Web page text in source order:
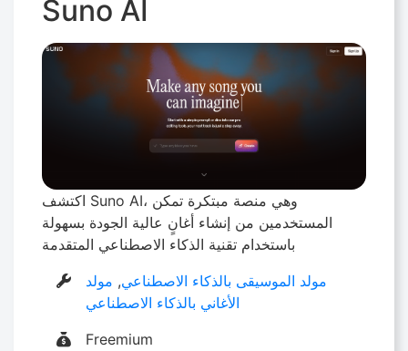
Suno AI
اكتشف Suno AI، وهي منصة مبتكرة تمكن
المستخدمين من إنشاء أغانٍ عالية الجودة بسهولة
باستخدام تقنية الذكاء الاصطناعي المتقدمة
مولد الموسيقى بالذكاء الاصطناعي, مولد
الأغاني بالذكاء الاصطناعي
Freemium